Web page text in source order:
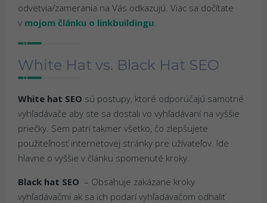
odvetvia/zamerania na Vás odkazujú. Viac sa dočítate
v mojom článku o linkbuildingu.
White Hat vs. Black Hat SEO
White hat SEO sú postupy, ktoré odporúčajú samotné
vyhľadávače aby ste sa dostali vo vyhľadávaní na vyššie
priečky. Sem patrí takmer všetko, čo zlepšujete
použiteľnosť internetovej stránky pre užívateľov. Ide
hlavne o vyššie v článku spomenuté kroky.
Black hat SEO – Obsahuje zakázane kroky
vyhľadávačmi ak sa ich podarí vyhľadávačom odhaliť